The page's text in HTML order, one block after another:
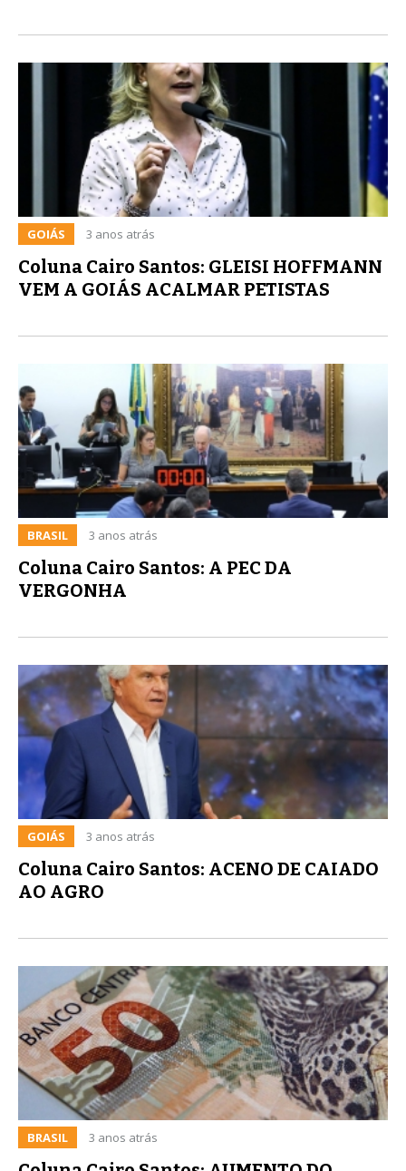
GOIÁS 3 anos atrás
Coluna Cairo Santos: GLEISI HOFFMANN
VEM A GOIÁS ACALMAR PETISTAS
BRASIL 3 anos atrás
Coluna Cairo Santos: A PEC DA
VERGONHA
GOIÁS 3 anos atrás
Coluna Cairo Santos: ACENO DE CAIADO
AO AGRO
BRASIL 3 anos atrás